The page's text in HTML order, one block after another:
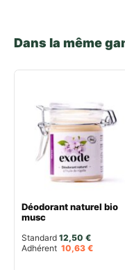
Dans la même
Déodorant naturel bio
musc
Standard 12,50 €
Adhérent 10,63 €